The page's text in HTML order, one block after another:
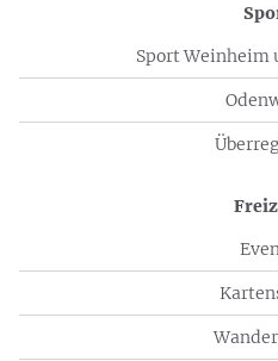
Sport Weinheim